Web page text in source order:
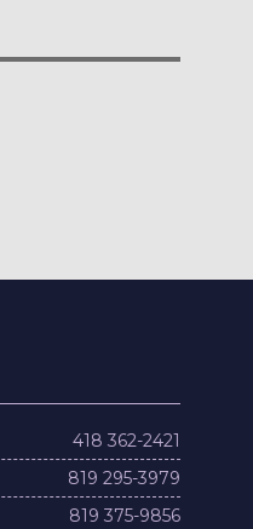
418 362-2421
819 295-3979
819 375-9856